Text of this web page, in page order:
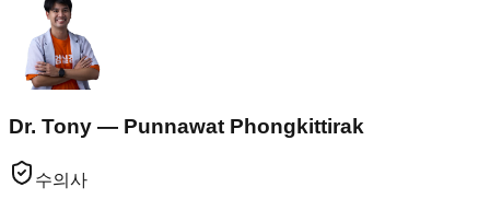
Dr. Tony — Punnawat Phongkittirak
수의사